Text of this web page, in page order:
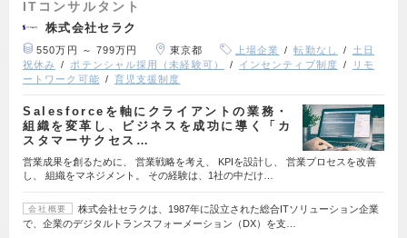
ITコンサルタント
株式会社セラク
550万円 ～ 799万円 東京都 上場企業 転勤なし
土日
祝休み
ポテンシャル採用（未経験可） インセンティブ制度
リモ
ートワーク可能
育児支援制度
Salesforceを軸にクライアントの業務・
組織を変革し、ビジネスを成功に導く「カ
スタマーサクセス…
営業成果を創るために、 営業戦略を考え、 KPIを設計し、 営業プロセスを改善
し、 組織をマネジメント。 その経験は、1社の中だけ…
会社概要
株式会社セラクは、1987年に設立された総合ITソリューション企業
で、企業のデジタルトランスフォーメーション（DX）を支…